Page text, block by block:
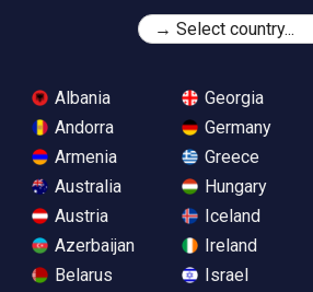
Albania
Andorra
Armenia
Australia
Austria
Azerbaijan
Belarus
Georgia
Germany
Greece
Hungary
Iceland
Ireland
Israel